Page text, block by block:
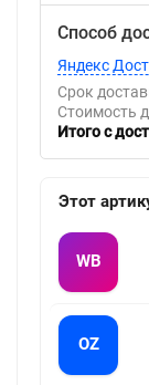
Способ
Яндекс
Срок
Стоимость
Итого с
Этот
WB
OZ